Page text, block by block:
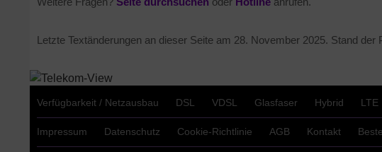
Letzte Textänderungen an dieser Seite am 28. November 2025. Stand der
Verfügbarkeit / Netzausbau DSL VDSL Glasfaser Hybrid LTE
Impressum Datenschutz Cookie-Richtlinie AGB Kontakt